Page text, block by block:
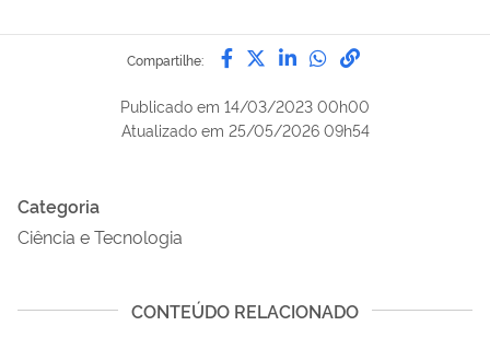
Compartilhe: Compartilhe por Facebook
Compartilhe por Twitter
Compartilhe por
Compartilhe
link para
Publicado em 14/03/2023 00h00
Atualizado em 25/05/2026 09h54
Categoria
Ciência e Tecnologia
CONTEÚDO RELACIONADO